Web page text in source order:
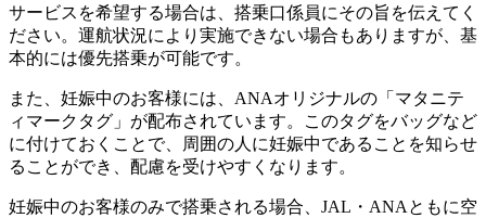
サービスを希望する場合は、搭乗口係員にその旨を伝えてく
ださい。運航状況により実施できない場合もありますが、基
本的には優先搭乗が可能です。
また、妊娠中のお客様には、ANAオリジナルの「マタニテ
ィマークタグ」が配布されています。このタグをバッグなど
に付けておくことで、周囲の人に妊娠中であることを知らせ
ることができ、配慮を受けやすくなります。
妊娠中のお客様のみで搭乗される場合、JAL・ANAともに空